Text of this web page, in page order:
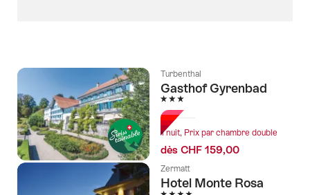
Turbenthal
Gasthof Gyrenbad
3 étoiles
1 nuit, Prix par chambre double
dès CHF 159,00
Zermatt
Hotel Monte Rosa